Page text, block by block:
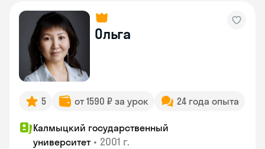
Ольга
5 от 1590 ₽ за урок 24 года опыта
Калмыцкий государственный
университет • 2001 г.